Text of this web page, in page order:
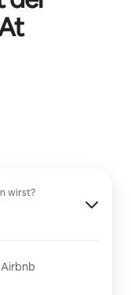
wirst?